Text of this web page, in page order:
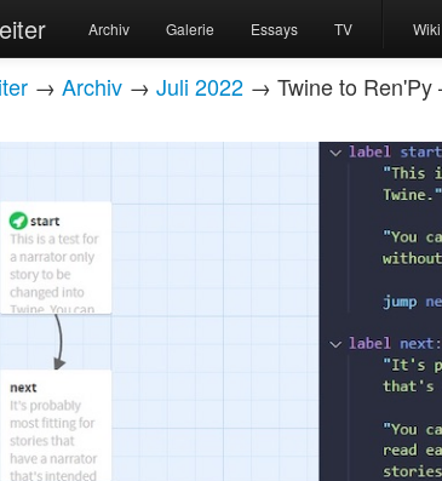
Archiv Galerie Essays TV Wiki
→ Archiv → Juli 2022 → Twine to Ren'Py